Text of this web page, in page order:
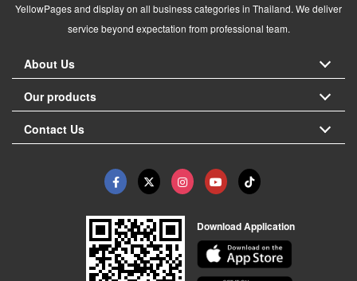
YellowPages and display on all business categories in Thailand. We deliver
service beyond expectation from professional team.
About Us
Our products
Contact Us
Download Application